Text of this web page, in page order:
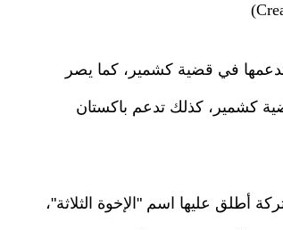
في قضية كشمير، كما يصر
كشمير، كذلك تدعم باكستان
تدريبات عسكرية مشتركة أطلق عليها اسم "الإخوة الثلاثة"،